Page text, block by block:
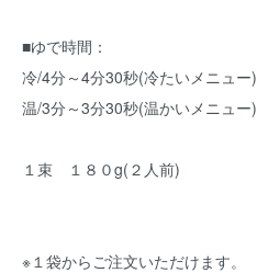
■ゆで時間：
冷/4分～4分30秒(冷たいメニュー)
温/3分～3分30秒(温かいメニュー)
１束 １８０g(２人前)
※１袋からご注文いただけます。